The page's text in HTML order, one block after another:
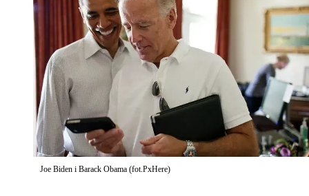
Joe Biden i Barack Obama (fot.PxHere)